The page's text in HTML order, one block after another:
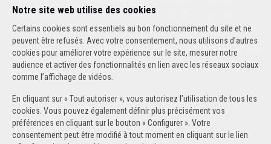
Notre site web utilise des cookies
Certains cookies sont essentiels au bon fonctionnement du site et ne
peuvent être refusés. Avec votre consentement, nous utilisons d’autres
cookies pour améliorer votre expérience sur le site, mesurer notre
audience et activer des fonctionnalités en lien avec les réseaux sociaux
comme l’affichage de vidéos.
En cliquant sur « Tout autoriser », vous autorisez l’utilisation de tous les
cookies. Vous pouvez également définir plus précisément vos
préférences en cliquant sur le bouton « Configurer ». Votre
consentement peut être modifié à tout moment en cliquant sur le lien
du Luxembourg 16B, 1000 Bruxelles (+32 2 505 38 50 - info@ipi.be) -
Soumis aucode déontologique de l’ IPI
RC professionnelle et cautionnement via AXA Belgium SA, Place du Trône
1, 1000 Bruxelles – police n° 730390160. Couverture valable pour les
activités réalisées en Belgique
Conditions générales d'utilisation du site
Charte de la protection de la vie privée
Configuration des cookies